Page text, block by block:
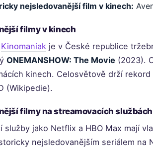
nejsledovanější film v kinech:
filmy v kinech
Kinomaniak je v České republice
ONEMANSHOW: The Movie (2023).
kinech. Celosvětově drží rekord
(Wikipedie).
filmy na streamovacích službách
služby jako Netflix a HBO Max mají
nejsledovanějším seriálem na